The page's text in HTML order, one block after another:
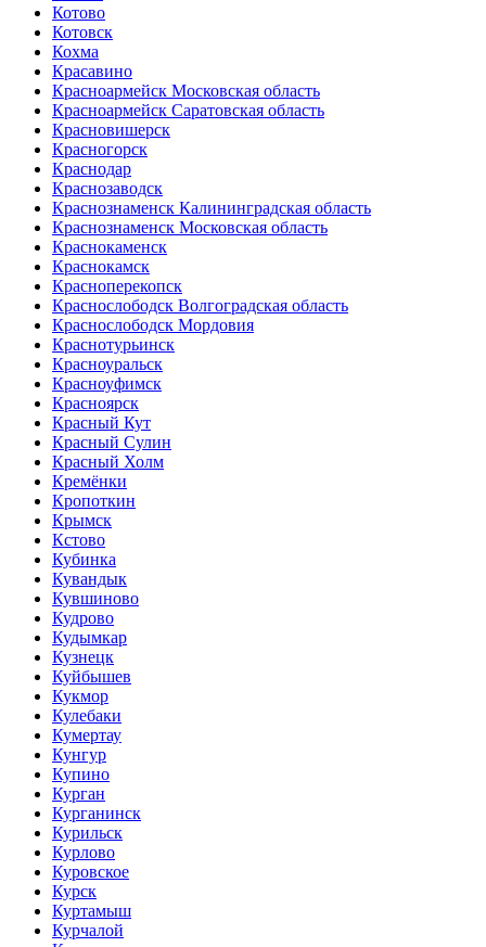
Котово
Котовск
Кохма
Красавино
Красноармейск Московская область
Красноармейск Саратовская область
Красновишерск
Красногорск
Краснодар
Краснозаводск
Краснознаменск Калининградская область
Краснознаменск Московская область
Краснокаменск
Краснокамск
Красноперекопск
Краснослободск Волгоградская область
Краснослободск Мордовия
Краснотурьинск
Красноуральск
Красноуфимск
Красноярск
Красный Кут
Красный Сулин
Красный Холм
Кремёнки
Кропоткин
Крымск
Кстово
Кубинка
Кувандык
Кувшиново
Кудрово
Кудымкар
Кузнецк
Куйбышев
Кукмор
Кулебаки
Кумертау
Кунгур
Купино
Курган
Курганинск
Курильск
Курлово
Куровское
Курск
Куртамыш
Курчалой